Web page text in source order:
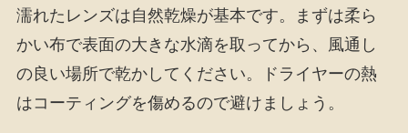
濡れたレンズは自然乾燥が基本です。まずは柔ら
かい布で表面の大きな水滴を取ってから、風通し
の良い場所で乾かしてください。ドライヤーの熱
はコーティングを傷めるので避けましょう。